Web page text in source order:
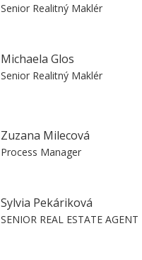
Senior Realitný Maklér
Michaela Glos
Senior Realitný Maklér
Zuzana Milecová
Process Manager
Sylvia Pekáriková
SENIOR REAL ESTATE AGENT